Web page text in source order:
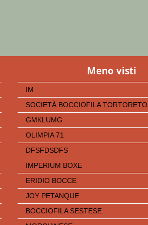
Meno visti
IM
SOCIETÀ BOCCIOFILA TORTORETO
GMKLUMG
OLIMPIA 71
DFSFDSDFS
IMPERIUM BOXE
ERIDIO BOCCE
JOY PETANQUE
BOCCIOFILA SESTESE